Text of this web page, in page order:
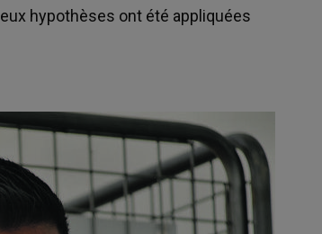
hypothèses ont été appliquées